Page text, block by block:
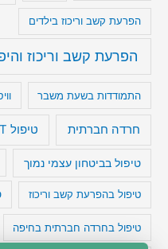
הפרעת קשב וריכוז בילדים
הפרעת קשב וריכוז
התמודדות בשעת משבר
חרדה חברתית טיפול CBT
טיפול בביטחון עצמי נמוך
טיפול בהפרעת קשב וריכוז
טיפול בחרדה חברתית בחיפה